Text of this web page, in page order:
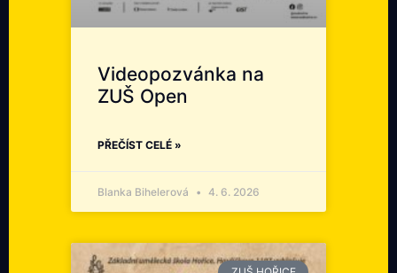
Videopozvánka na
ZUŠ Open
PŘEČÍST CELÉ »
Blanka Bihelerová 4. 6. 2026